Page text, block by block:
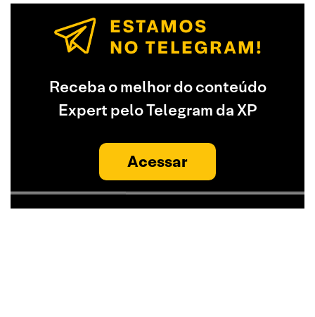
Receba o melhor do conteúdo
Expert pelo Telegram da XP
Acessar